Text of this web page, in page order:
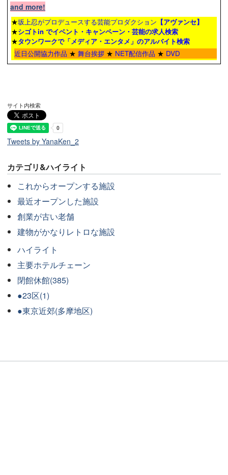
and more!
★坂上忍がプロデュースする芸能プロダクション 【アヴァンセ】
★シゴトin でイベント・キャンペーン・芸能の求人検索
★タウンワークで「メディア・エンタメ」のアルバイト検索
近日公開協力作品 ★ 舞台挨拶 ★ NET配信作品 ★ DVD
サイト内検索
Tweets by YanaKen_2
カテゴリ&ハイライト
これからオープンする施設
最近オープンした施設
創業が古い老舗
建物がかなりレトロな施設
ハイライト
主要ホテルチェーン
閉館休館(385)
●23区(1)
●東京近郊(多摩地区)